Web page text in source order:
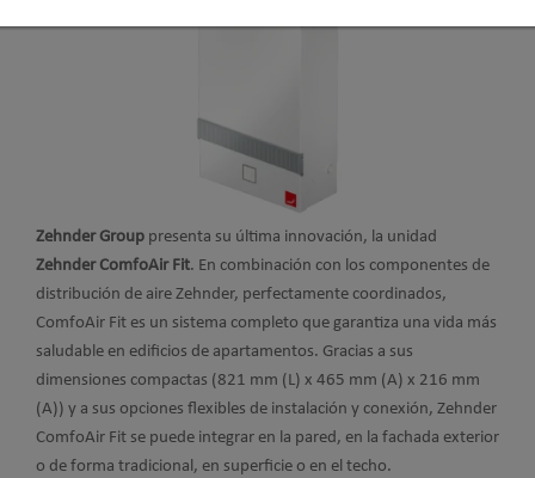
Zehnder Group presenta su última innovación, la unidad
Zehnder ComfoAir Fit. En combinación con los componentes de
distribución de aire Zehnder, perfectamente coordinados,
ComfoAir Fit es un sistema completo que garantiza una vida más
saludable en edificios de apartamentos. Gracias a sus
dimensiones compactas (821 mm (L) x 465 mm (A) x 216 mm
(A)) y a sus opciones flexibles de instalación y conexión, Zehnder
ComfoAir Fit se puede integrar en la pared, en la fachada exterior
o de forma tradicional, en superficie o en el techo.